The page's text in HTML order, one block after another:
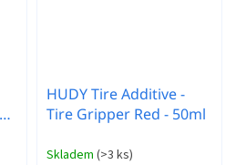
HUDY Tire Additive -
Tire Gripper Red - 50ml
Skladem (>3 ks)